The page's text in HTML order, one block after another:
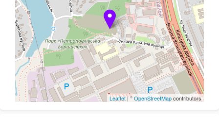
Leaflet| ©OpenStreetMapcontributors